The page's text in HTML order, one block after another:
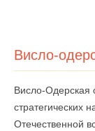
Висло-
Висло-Одерская
стратегических
Отечественной